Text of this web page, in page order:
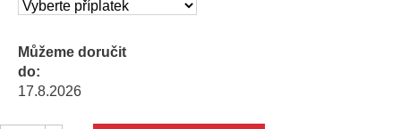
Můžeme doručit
do:
17.8.2026